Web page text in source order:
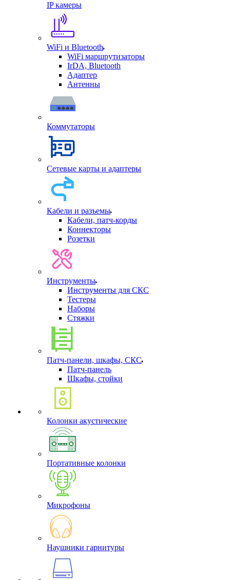
IP камеры
WiFi и Bluetooth
WiFi маршрутизаторы
IrDA, Bluetooth
Адаптер
Антенны
Коммутаторы
Сетевые карты и адаптеры
Кабели и разъемы
Кабели, патч-корды
Коннекторы
Розетки
Инструменты
Инструменты для СКС
Тестеры
Наборы
Стяжки
Патч-панели, шкафы, СКС
Патч-панель
Шкафы, стойки
Колонки акустические
Портативные колонки
Микрофоны
Наушники гарнитуры